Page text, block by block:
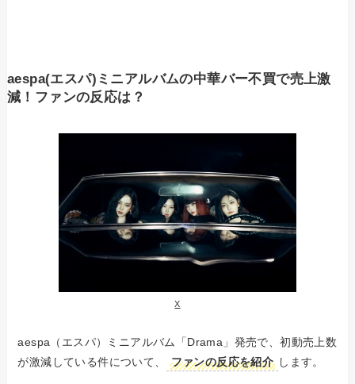
aespa(エスパ)ミニアルバムの中華バー不買で売上激
減！ファンの反応は？
X
aespa（エスパ）ミニアルバム「Drama」発売で、初動売上数
が激減している件について、
ファンの反応を紹介 します。